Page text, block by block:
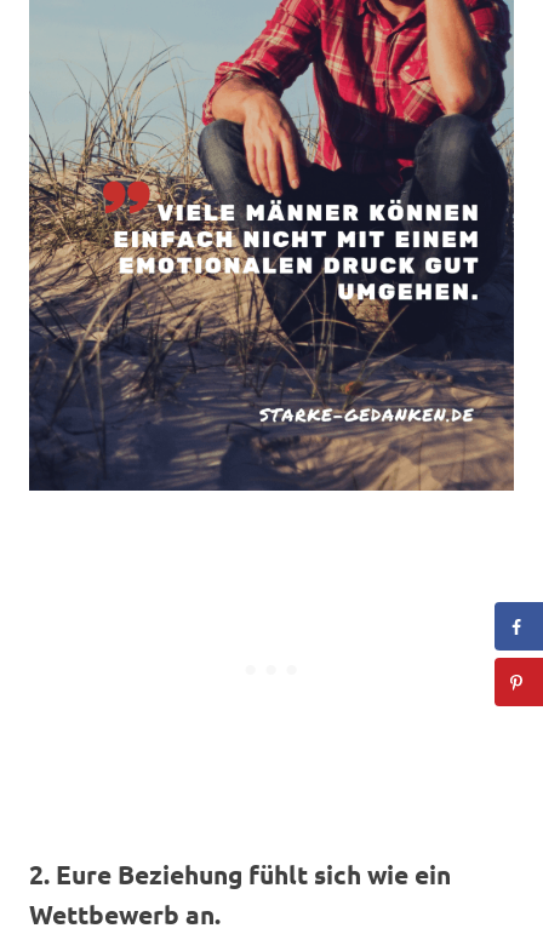
2. Eure Beziehung fühlt sich wie ein
Wettbewerb an.